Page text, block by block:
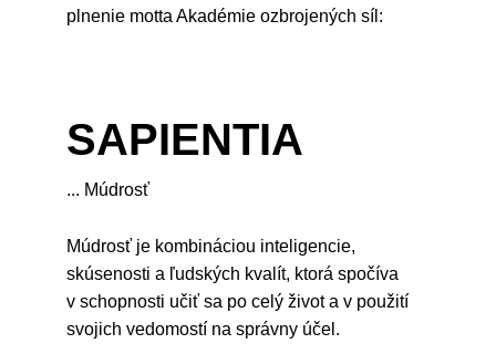
plnenie motta Akadémie ozbrojených síl:
SAPIENTIA
... Múdrosť
Múdrosť je kombináciou inteligencie,
skúsenosti a ľudských kvalít, ktorá spočíva
v schopnosti učiť sa po celý život a v použití
svojich vedomostí na správny účel.